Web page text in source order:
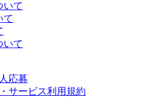
いて
て
いて
応募
サービス利用規約